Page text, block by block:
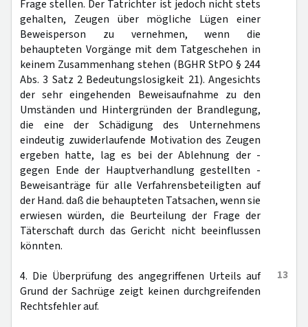
Frage stellen. Der Tatrichter ist jedoch nicht stets
gehalten, Zeugen über mögliche Lügen einer
Beweisperson zu vernehmen, wenn die
behaupteten Vorgänge mit dem Tatgeschehen in
keinem Zusammenhang stehen (BGHR StPO § 244
Abs. 3 Satz 2 Bedeutungslosigkeit 21). Angesichts
der sehr eingehenden Beweisaufnahme zu den
Umständen und Hintergründen der Brandlegung,
die eine der Schädigung des Unternehmens
eindeutig zuwiderlaufende Motivation des Zeugen
ergeben hatte, lag es bei der Ablehnung der -
gegen Ende der Hauptverhandlung gestellten -
Beweisanträge für alle Verfahrensbeteiligten auf
der Hand. daß die behaupteten Tatsachen, wenn sie
erwiesen würden, die Beurteilung der Frage der
Täterschaft durch das Gericht nicht beeinflussen
könnten.
13
4. Die Überprüfung des angegriffenen Urteils auf
Grund der Sachrüge zeigt keinen durchgreifenden
Rechtsfehler auf.